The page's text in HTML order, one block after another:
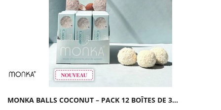
MONKA BALLS COCONUT – PACK 12 BOÎTES DE 3...